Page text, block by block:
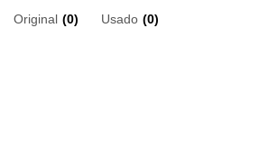
Original (0) Usado (0)